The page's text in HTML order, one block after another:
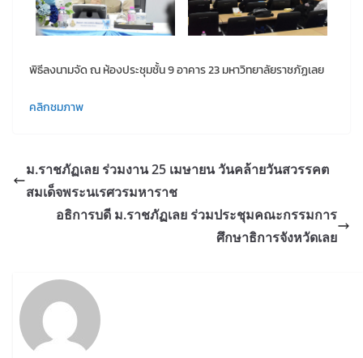
พิธีลงนามจัด ณ ห้องประชุมชั้น 9 อาคาร 23 มหาวิทยาลัยราชภัฏเลย
คลิกชมภาพ
ม.ราชภัฏเลย ร่วมงาน 25 เมษายน วันคล้ายวันสวรรคต
สมเด็จพระนเรศวรมหาราช
อธิการบดี ม.ราชภัฏเลย ร่วมประชุมคณะกรรมการ
ศึกษาธิการจังหวัดเลย